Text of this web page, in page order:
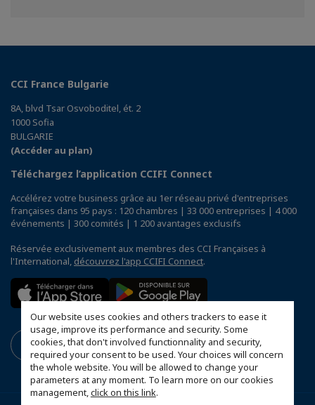
Our website uses cookies and others trackers to ease it
usage, improve its performance and security. Some
cookies, that don't involved functionnality and security,
required your consent to be used. Your choices will concern
the whole website. You will be allowed to change your
parameters at any moment. To learn more on our cookies
management,click on this link.
CCI France Bulgarie
8A, blvd Tsar Osvoboditel, ét. 2
1000 Sofia
BULGARIE
(Accéder au plan)
Téléchargez l’application CCIFI Connect
Accélérez votre business grâce au 1er réseau privé d'entreprises
françaises dans 95 pays : 120 chambres | 33 000 entreprises | 4 000
événements | 300 comités | 1 200 avantages exclusifs
Réservée exclusivement aux membres des CCI Françaises à
l'International, découvrez l'app CCIFI Connect.